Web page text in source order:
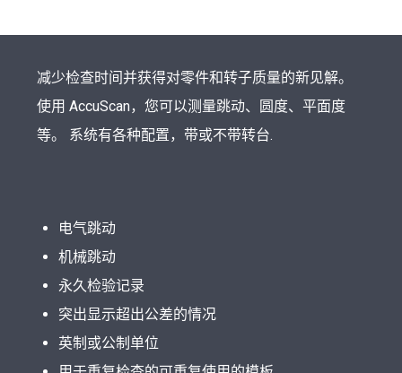
减少检查时间并获得对零件和转子质量的新见解。
使用 AccuScan，您可以测量跳动、圆度、平面度
等。 系统有各种配置，带或不带转台.
电气跳动
机械跳动
永久检验记录
突出显示超出公差的情况
英制或公制单位